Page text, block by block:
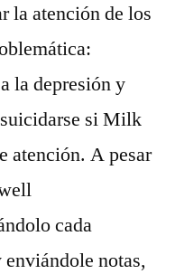
la atención de los
la depresión y
si Milk
atención. A pesar
cada
notas,